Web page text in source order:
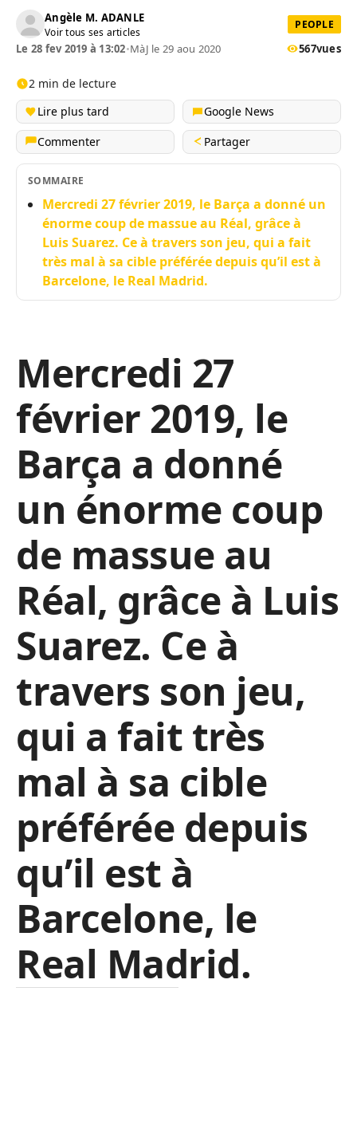
Angèle M. ADANLE
Voir tous ses articles
PEOPLE
Le 28 fev 2019 à 13:02•MàJ le 29 aou 2020 567vues
2 min de lecture
Lire plus tard
Google News
Commenter
Partager
SOMMAIRE
Mercredi 27 février 2019, le Barça a donné un
énorme coup de massue au Réal, grâce à
Luis Suarez. Ce à travers son jeu, qui a fait
très mal à sa cible préférée depuis qu’il est à
Barcelone, le Real Madrid.
Mercredi 27
février 2019, le
Barça a donné
un énorme coup
de massue au
Réal, grâce à Luis
Suarez. Ce à
travers son jeu,
qui a fait très
mal à sa cible
préférée depuis
qu’il est à
Barcelone, le
Real Madrid.